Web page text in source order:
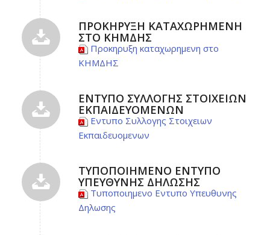
ΠΡΟΚΗΡΥΞΗ ΚΑΤΑΧΩΡΗΜΕΝΗ
ΣΤΟ ΚΗΜΔΗΣ
Προκηρυξη καταχωρημενη στο
ΚΗΜΔΗΣ
ΕΝΤΥΠΟ ΣΥΛΛΟΓΗΣ ΣΤΟΙΧΕΙΩΝ
ΕΚΠΑΙΔΕΥΟΜΕΝΩΝ
Εντυπο Συλλογης Στοιχειων
Εκπαιδευομενων
ΤΥΠΟΠΟΙΗΜΕΝΟ ΕΝΤΥΠΟ
ΥΠΕΥΘΥΝΗΣ ΔΗΛΩΣΗΣ
Τυποποιημενο Εντυπο Υπευθυνης
Δηλωσης